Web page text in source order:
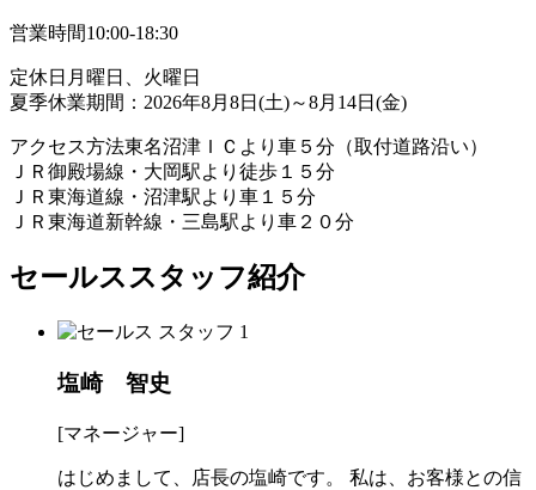
営業時間10:00-18:30
定休日 月曜日、火曜日
夏季休業期間：2026年8月8日(土)～8月14日(金)
アクセス方法東名沼津ＩＣより車５分（取付道路沿い）
ＪＲ御殿場線・大岡駅より徒歩１５分
ＪＲ東海道線・沼津駅より車１５分
ＪＲ東海道新幹線・三島駅より車２０分
セールススタッフ紹介
塩崎 智史
[マネージャー]
はじめまして、店長の塩崎です。 私は、お客様との信